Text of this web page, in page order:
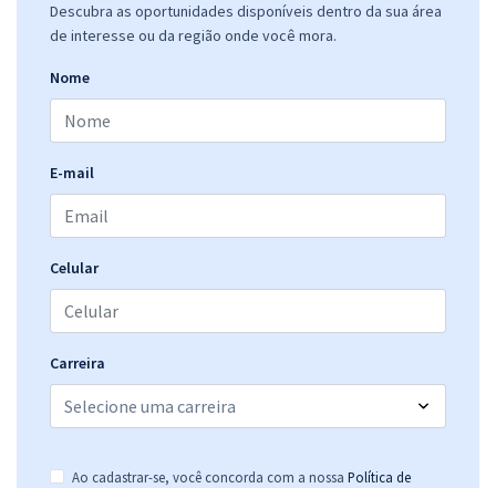
Descubra as oportunidades disponíveis dentro da sua área
de interesse ou da região onde você mora.
Nome
E-mail
Celular
Carreira
Ao cadastrar-se, você concorda com a nossa Política de